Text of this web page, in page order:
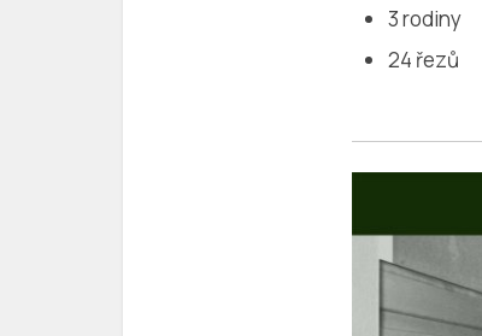
3 rodiny
24 řezů